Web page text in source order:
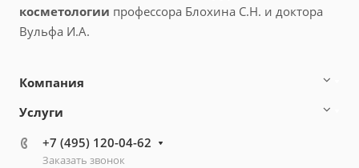
косметологии профессора Блохина С.Н. и доктора
Вульфа И.А.
Компания
Услуги
+7 (495) 120-04-62
Заказать звонок